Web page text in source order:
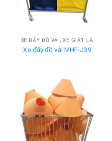
XE ĐẨY ĐỒ VẢI, XE GIẶT LÀ
Xe đẩy đồ vải MHF-J39